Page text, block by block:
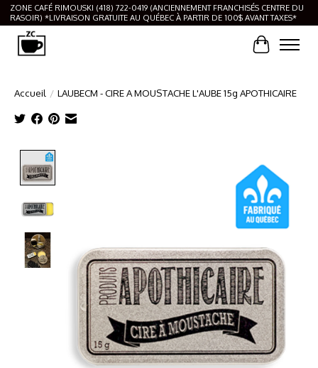
ZONE CAFÉ RIMOUSKI (418) 722-0419 (ANCIENNEMENT FRANCHISÉS CENTRE DU
RASOIR) *LIVRAISON GRATUITE AU QUÉBEC À PARTIR DE 100$ AVANT TAXES*
Panier
Accueil / LAUBECM - CIRE A MOUSTACHE L'AUBE 15g APOTHICAIRE